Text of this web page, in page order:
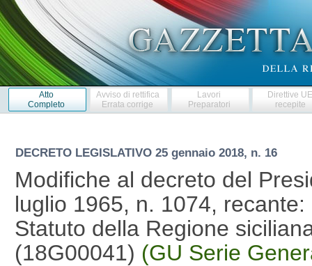
Atto
Completo
Avviso di rettifica
Errata corrige
Lavori
Preparatori
Direttive
recepite
DECRETO LEGISLATIVO 25 gennaio 2018, n. 16
Modifiche al decreto del
luglio 1965, n. 1074,
Statuto della Regione
(18G00041) (GU Serie